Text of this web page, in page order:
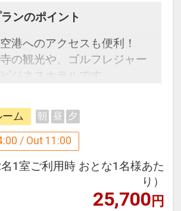
ンのポイント
港へのアクセスも便利！
の観光や、ゴルフレジャー
ジネスホテルです。
】
ご利用のお客様向けの割安
意いたしました。
ーはお部屋にございま
ム 朝 昼 夕
/ Out 11:00
名1室ご利用時 おとな1名様あた
り）
25,700円